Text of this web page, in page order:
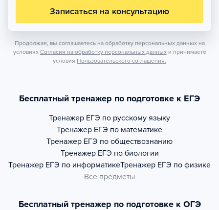
Записаться на консультацию
Продолжая, вы соглашаетесь на обработку персональных данных на
условиях Согласия на обработку персональных данных и принимаете
условия Пользовательского соглашения.
Бесплатный тренажер по подготовке к ЕГЭ
Тренажер ЕГЭ по русскому языку
Тренажер ЕГЭ по математике
Тренажер ЕГЭ по обществознанию
Тренажер ЕГЭ по биологии
Тренажер ЕГЭ по информатикеТренажер ЕГЭ по физике
Все предметы
Бесплатный тренажер по подготовке к ОГЭ